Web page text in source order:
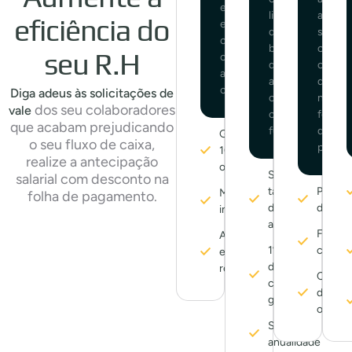
eficiência do
seu R.H
Diga adeus às solicitações de
vale dos seu colaboradores
que acabam prejudicando
o seu fluxo de caixa,
realize a antecipação
salarial com desconto na
folha de pagamento.
e
exclua
colaboradores
com
alguns
cliques.
Gestão
100%
online
Monitoramento
integral
Atualização
em tempo
real
limites
do
benefício
de
acordo
com
cada
função.
Sem
taxas
de
adesão
1º via
do
cartão
grátis
Sem
anualidade
salarial
com
o
na
folha
de
de
Fácil
de
online